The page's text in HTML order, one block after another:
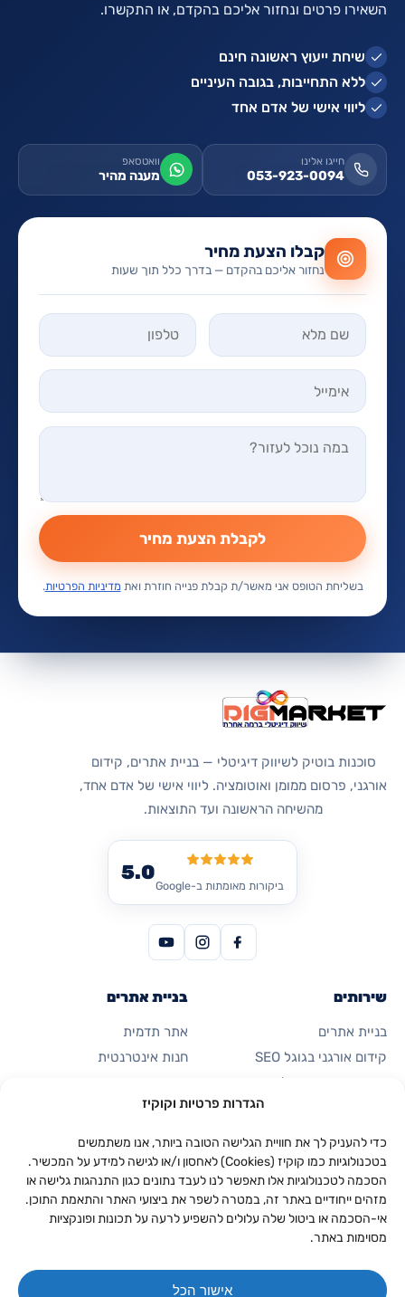
הגדרות פרטיות וקוקיז
כדי להעניק לך את חוויית הגלישה הטובה ביותר, אנו משתמשים
בטכנולוגיות כמו קוקיז (Cookies) לאחסון ו/או לגישה למידע על המכשיר.
הסכמה לטכנולוגיות אלו תאפשר לנו לעבד נתונים כגון התנהגות גלישה או
מזהים ייחודיים באתר זה, במטרה לשפר את ביצועי האתר והתאמת התוכן.
אי-הסכמה או ביטול שלה עלולים להשפיע לרעה על תכונות ופונקציות
מסוימות באתר.
אישור הכל
השאירו פרטים ונחזור אליכם בהקדם, או התקשרו.
שיחת ייעוץ ראשונה חינם
ללא התחייבות, בגובה העיניים
ליווי אישי של אדם אחד
חייגו אלינו
053-923-0094
וואטסאפ
מענה מהיר
קבלו הצעת מחיר
נחזור אליכם בהקדם — בדרך כלל תוך שעות
לקבלת הצעת מחיר
בשליחת הטופס אני מאשר/ת קבלת פנייה חוזרת ואת מדיניות הפרטיות.
אל תמלאו שדה זה
סוכנות בוטיק לשיווק דיגיטלי — בניית אתרים, קידום
אורגני, פרסום ממומן ואוטומציה. ליווי אישי של אדם אחד,
מהשיחה הראשונה ועד התוצאות.
ביקורות מאומתות ב-Google
5.0
שירותים
בניית אתרים
קידום אורגני בגוגל SEO
פרסום ממומן בגוגל
קידום ברשתות חברתיות
בניית אתרים
אתר תדמית
חנות אינטרנטית
כרטיס ביקור דיגיטלי
החברה
אודות
תיק עבודות
מחירון
יצירת קשר
יצירת קשר
053-923-0094